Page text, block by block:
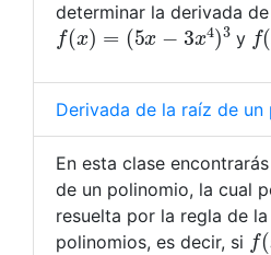
determinar la derivada
f(x)=(5x− 3 x4)3 y f(
Derivada de la raíz de un
En esta clase
de un polinomio, la cual
resuelta por la regla de
polinomios, es decir, si f(